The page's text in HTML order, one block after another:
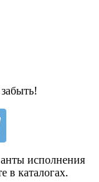
исполнения
в каталогах.